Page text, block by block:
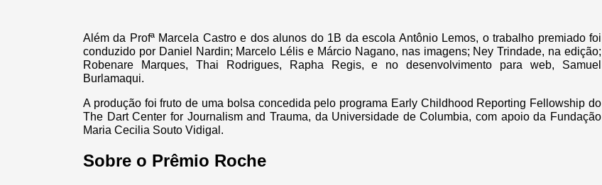
Além da Profª Marcela Castro e dos alunos do 1B da escola Antônio Lemos, o trabalho premiado foi
conduzido por Daniel Nardin; Marcelo Lélis e Márcio Nagano, nas imagens; Ney Trindade, na edição;
Robenare Marques, Thai Rodrigues, Rapha Regis, e no desenvolvimento para web, Samuel
Burlamaqui.
A produção foi fruto de uma bolsa concedida pelo programa Early Childhood Reporting Fellowship do
The Dart Center for Journalism and Trauma, da Universidade de Columbia, com apoio da Fundação
Maria Cecilia Souto Vidigal.
Sobre o Prêmio Roche